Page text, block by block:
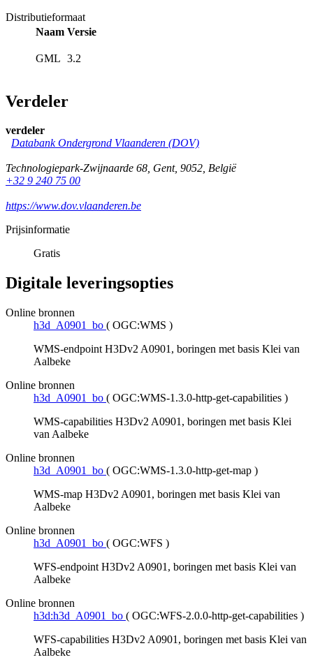
Distributieformaat
Naam Versie
GML 3.2
Verdeler
verdeler
Databank Ondergrond Vlaanderen (DOV)
Technologiepark-Zwijnaarde 68, Gent, 9052, België
+32 9 240 75 00
https://www.dov.vlaanderen.be
Prijsinformatie
Gratis
Digitale leveringsopties
Online bronnen
h3d_A0901_bo ( OGC:WMS )
WMS-endpoint H3Dv2 A0901, boringen met basis Klei van
Aalbeke
Online bronnen
h3d_A0901_bo ( OGC:WMS-1.3.0-http-get-capabilities )
WMS-capabilities H3Dv2 A0901, boringen met basis Klei
van Aalbeke
Online bronnen
h3d_A0901_bo ( OGC:WMS-1.3.0-http-get-map )
WMS-map H3Dv2 A0901, boringen met basis Klei van
Aalbeke
Online bronnen
h3d_A0901_bo ( OGC:WFS )
WFS-endpoint H3Dv2 A0901, boringen met basis Klei van
Aalbeke
Online bronnen
h3d:h3d_A0901_bo ( OGC:WFS-2.0.0-http-get-capabilities )
WFS-capabilities H3Dv2 A0901, boringen met basis Klei van
Aalbeke